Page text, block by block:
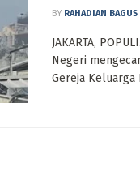
BY RAHADIAN BAGUS
JAKARTA,
Negeri
Gereja Keluarga